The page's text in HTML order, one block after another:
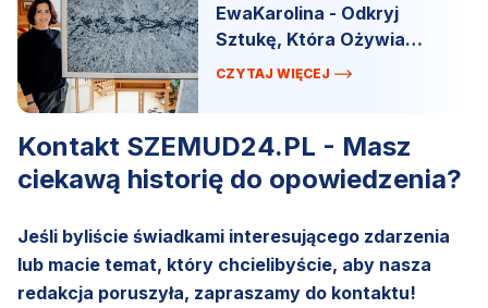
EwaKarolina - Odkryj
Sztukę, Która Ożywia
Przestrzeń!
CZYTAJ WIĘCEJ
Kontakt SZEMUD24.PL - Masz
ciekawą historię do opowiedzenia?
Jeśli byliście świadkami interesującego zdarzenia
lub macie temat, który chcielibyście, aby nasza
redakcja poruszyła, zapraszamy do kontaktu!